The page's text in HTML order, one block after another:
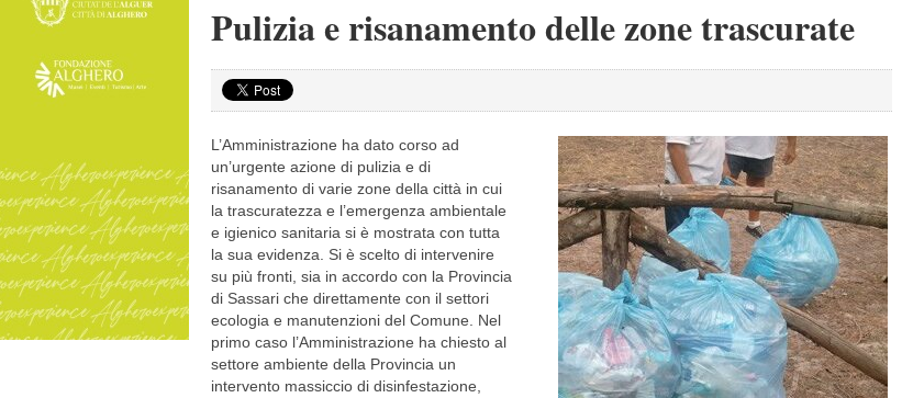
Pulizia e risanamento delle zone trascurate
L’Amministrazione ha dato corso ad
un’urgente azione di pulizia e di
risanamento di varie zone della città in cui
la trascuratezza e l’emergenza ambientale
e igienico sanitaria si è mostrata con tutta
la sua evidenza. Si è scelto di intervenire
su più fronti, sia in accordo con la Provincia
di Sassari che direttamente con il settori
ecologia e manutenzioni del Comune. Nel
primo caso l’Amministrazione ha chiesto al
settore ambiente della Provincia un
intervento massiccio di disinfestazione,